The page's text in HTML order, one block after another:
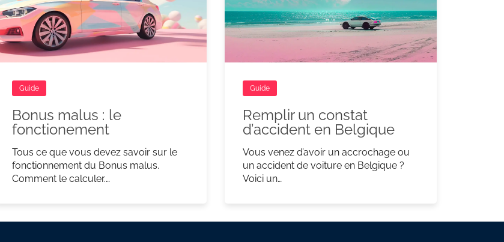
Guide
Bonus malus : le
fonctionement
Tous ce que vous devez savoir sur le
fonctionnement du Bonus malus.
Comment le calculer.…
Guide
Remplir un constat
d’accident en Belgique
Vous venez d’avoir un accrochage ou
un accident de voiture en Belgique ?
Voici un…